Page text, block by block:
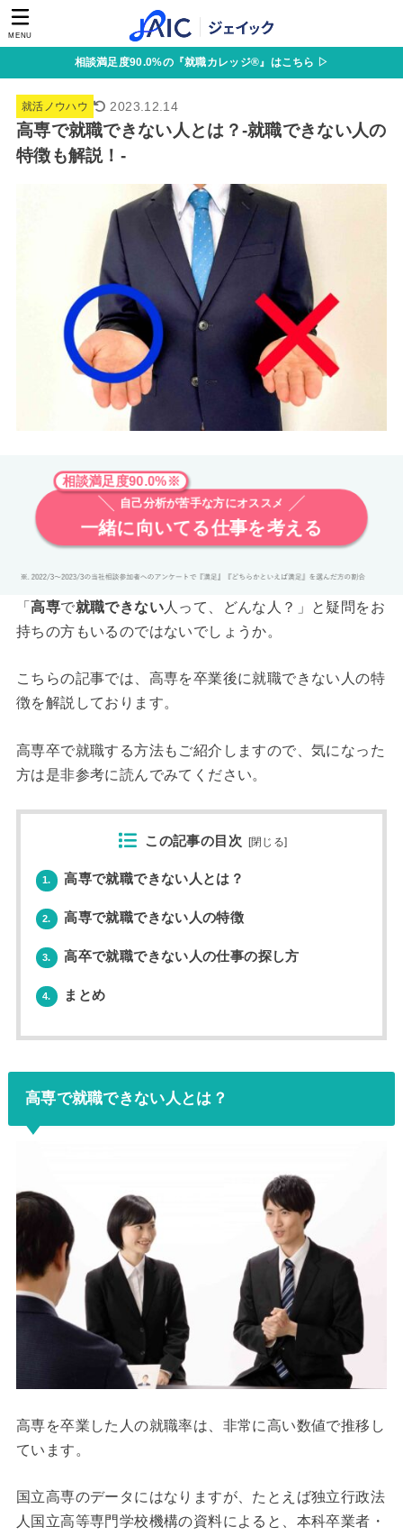
MENU
相談満足度90.0%の『就職カレッジ®』はこちら ▷
就活ノウハウ 2023.12.14
高専で就職できない人とは？-就職できない人の
特徴も解説！-
相談満足度90.0%※
自己分析が苦手な方にオススメ
一緒に向いてる仕事を考える
「高専で就職できない人って、どんな人？」と疑問をお
持ちの方もいるのではないでしょうか。
こちらの記事では、高専を卒業後に就職できない人の特
徴を解説しております。
高専卒で就職する方法もご紹介しますので、気になった
方は是非参考に読んでみてください。
この記事の目次 [閉じる]
1. 高専で就職できない人とは？
2. 高専で就職できない人の特徴
3. 高卒で就職できない人の仕事の探し方
4. まとめ
高専で就職できない人とは？
高専を卒業した人の就職率は、非常に高い数値で推移し
ています。
国立高専のデータにはなりますが、たとえば独立行政法
人国立高等専門学校機構の資料によると、本科卒業者・